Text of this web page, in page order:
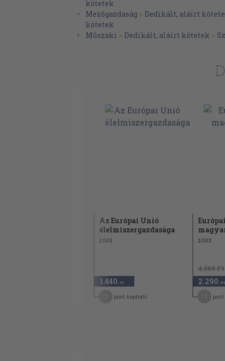
kötetek
Mezőgazdaság > Dedikált, aláírt
kötetek
Műszaki > Dedikált, aláírt kötetek >
Az Európai Unió
élelmiszergazdasága
2003
1.440 ,-Ft
pont kapható
2003
4.580 Ft
2.290 ,-Ft